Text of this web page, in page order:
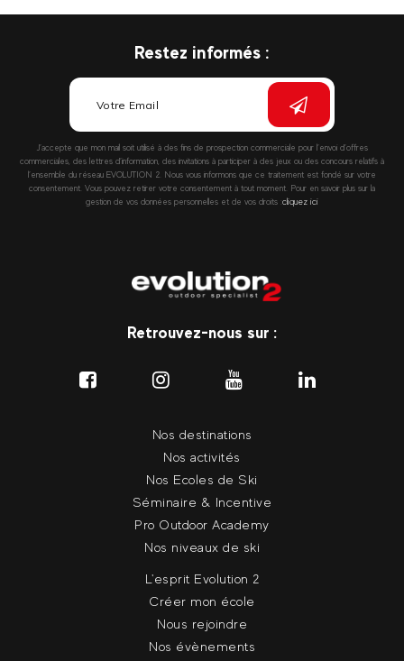
Restez informés :
J’accepte que mon mail soit utilisé à des fins de prospection commerciale pour l’envoi d’offres
commerciales, des lettres d’information, des invitations à participer à des jeux ou des concours relatifs à
l’ensemble du réseau EVOLUTION 2. Nous vous informons que ce traitement est fondé sur votre
consentement. Vous pouvez retirer votre consentement à tout moment. Pour en savoir plus sur la
gestion de vos données personnelles et de vos droits :cliquez ici
Retrouvez-nous sur :
Nos destinations
Nos activités
Nos Ecoles de Ski
Séminaire & Incentive
Pro Outdoor Academy
Nos niveaux de ski
L'esprit Evolution 2
Créer mon école
Nous rejoindre
Nos évènements